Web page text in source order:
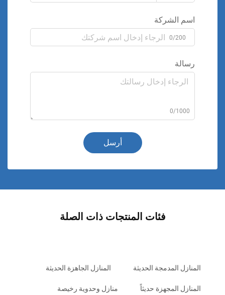
اسم الشركة
0/200
رسالة
0/1000
أرسل
فئات المنتجات ذات الصلة
المنازل المدمجة الحديثة المنازل الجاهزة الحديثة
المنازل المجهزة حديثاً منازل وحدوية رخيصة